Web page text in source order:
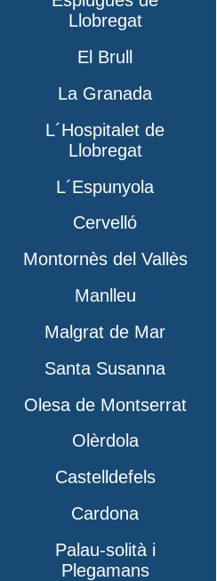
Llobregat
El Brull
La Granada
L´Hospitalet de
Llobregat
L´Espunyola
Cervelló
Montornès del Vallès
Manlleu
Malgrat de Mar
Santa Susanna
Olesa de Montserrat
Olèrdola
Castelldefels
Cardona
Palau-solità i
Plegamans